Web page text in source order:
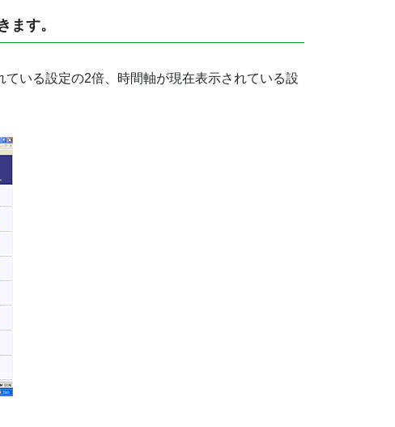
ます。
いる設定の2倍、時間軸が現在表示されている設